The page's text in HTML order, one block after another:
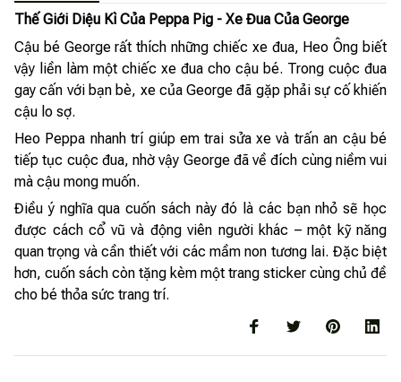
Thế Giới Diệu Kì Của Peppa Pig - Xe Đua Của George
Cậu bé George rất thích những chiếc xe đua, Heo Ông biết
vậy liền làm một chiếc xe đua cho cậu bé. Trong cuộc đua
gay cấn với bạn bè, xe của George đã gặp phải sự cố khiến
cậu lo sợ.
Heo Peppa nhanh trí giúp em trai sửa xe và trấn an cậu bé
tiếp tục cuộc đua, nhờ vậy George đã về đích cùng niềm vui
mà cậu mong muốn.
Điều ý nghĩa qua cuốn sách này đó là các bạn nhỏ sẽ học
được cách cổ vũ và động viên người khác – một kỹ năng
quan trọng và cần thiết với các mầm non tương lai. Đặc biệt
hơn, cuốn sách còn tặng kèm một trang sticker cùng chủ đề
cho bé thỏa sức trang trí.